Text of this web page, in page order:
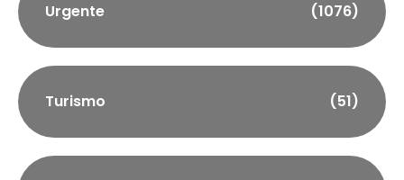
Urgente (1076)
Turismo (51)